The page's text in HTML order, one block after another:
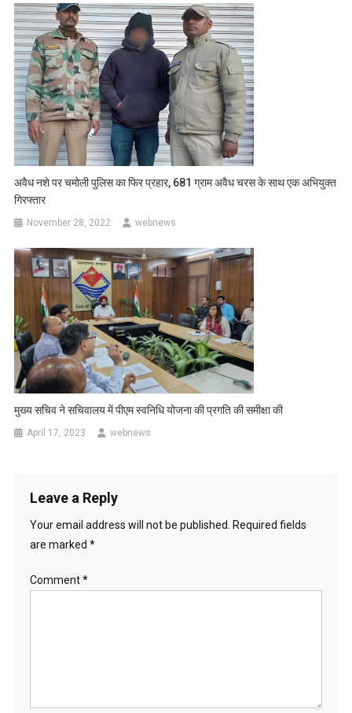
अवैध नशे पर चमोली पुलिस का फिर प्रहार, 681 ग्राम अवैध चरस के साथ एक अभियुक्त
गिरफ्तार
November 28, 2022 webnews
मुख्य सचिव ने सचिवालय में पीएम स्वनिधि योजना की प्रगति की समीक्षा की
April 17, 2023 webnews
Leave a Reply
Your email address will not be published. Required fields
are marked *
Comment*